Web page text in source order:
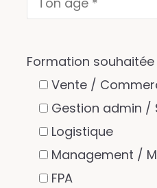
Formation souhaitée
Vente /
Gestion admin /
Logistique
Management /
FPA